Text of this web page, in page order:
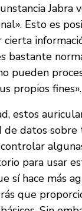
Jabra
Esto es
bastante
pueden
propios
estos
datos sobre
para usar
sí hace más
que